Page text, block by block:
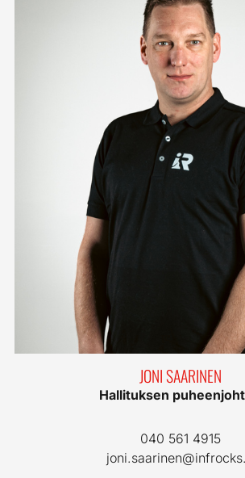
JONI SAARINEN
Hallituksen
040 561 4915